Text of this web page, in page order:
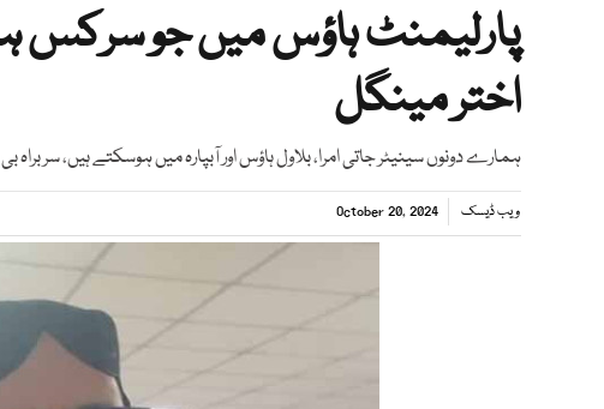
پارلیمنٹ ہاؤس میں جو سرکس
اختر مینگل
ہمارے دونوں سینیٹر جاتی امرا، بلاول ہاؤس اور آبپارہ میں ہوسکتے ہیں، سربراہ
ویب ڈیسک October 20, 2024